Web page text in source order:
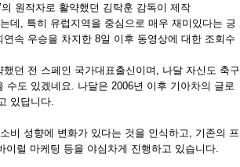
원작자로 활약했던 김탁훈 감독이 제작
데, 특히 유럽지역을 중심으로 매우 재미있다는 긍
속 우승을 차지한 8일 이후 동영상에 대한 조회수
던 전 스페인 국가대표출신이며, 나달 자신도 축구
도 있겠네요. 나달은 2006년 이후 기아차의 글로
있답니다.
비 성향에 변화가 있다는 것을 인식하고, 기존의 프
럴 마케팅 등을 야심차게 진행하고 있습니다.